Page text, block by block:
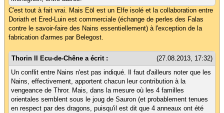
C'est tout à fait vrai. Mais Eöl est un Elfe isolé et la collaboration entre
Doriath et Ered-Luin est commerciale (échange de perles des Falas
contre le savoir-faire des Nains essentiellement) à l'exception de la
fabrication d'armes par Belegost.
(27.08.2013, 17:32)
Thorin II Ecu-de-Chêne a écrit :
Un conflit entre Nains n'est pas indiqué. Il faut d'ailleurs noter que les
Nains, effectivement, apportent chacun leur contribution à la
vengeance de Thror. Mais, dans la mesure où les 4 familles
orientales semblent sous le joug de Sauron (et probablement tenues
en respect par des dragons, puisqu'il est dit que 4 anneaux ont été